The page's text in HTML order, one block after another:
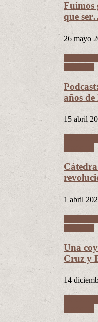
Fuimos
que
26 mayo
años
15 abril
1 abril
Una
Cruz y
14